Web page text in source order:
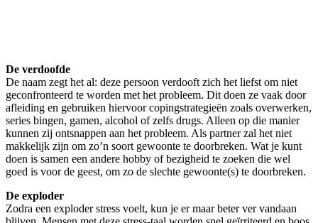
De verdoofde
De naam zegt het al: deze persoon verdooft zich het liefst om niet
geconfronteerd te worden met het probleem. Dit doen ze vaak door
afleiding en gebruiken hiervoor copingstrategieën zoals overwerken,
series bingen, gamen, alcohol of zelfs drugs. Alleen op die manier
kunnen zij ontsnappen aan het probleem. Als partner zal het niet
makkelijk zijn om zo’n soort gewoonte te doorbreken. Wat je kunt
doen is samen een andere hobby of bezigheid te zoeken die wel
goed is voor de geest, om zo de slechte gewoonte(s) te doorbreken.
De exploder
Zodra een exploder stress voelt, kun je er maar beter ver vandaan